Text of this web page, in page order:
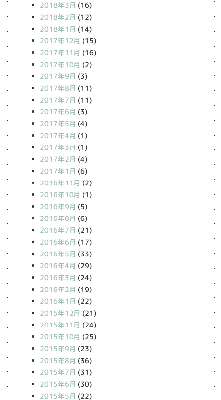
2018年3月 (16)
2018年2月 (12)
2018年1月 (14)
2017年12月 (15)
2017年11月 (16)
2017年10月 (2)
2017年9月 (3)
2017年8月 (11)
2017年7月 (11)
2017年6月 (3)
2017年5月 (4)
2017年4月 (1)
2017年3月 (1)
2017年2月 (4)
2017年1月 (6)
2016年11月 (2)
2016年10月 (1)
2016年9月 (5)
2016年8月 (6)
2016年7月 (21)
2016年6月 (17)
2016年5月 (33)
2016年4月 (29)
2016年3月 (24)
2016年2月 (19)
2016年1月 (22)
2015年12月 (21)
2015年11月 (24)
2015年10月 (25)
2015年9月 (23)
2015年8月 (36)
2015年7月 (31)
2015年6月 (30)
2015年5月 (22)